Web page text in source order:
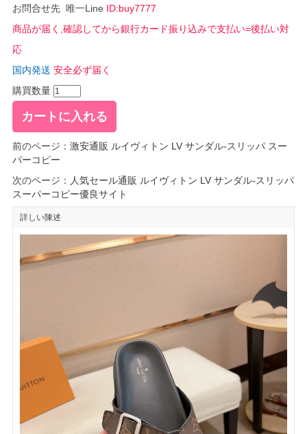
お問合せ先 唯一Line ID:buy7777
商品が届く,確認してから銀行カード振り込みで支払い=後払い対
応
国内発送 安全必ず届く
購買数量
前のページ： 激安通販 ルイヴィトン LV サンダル-スリッパ スー
パーコピー
次のページ： 人気セール通販 ルイヴィトン LV サンダル-スリッパ
スーパーコピー優良サイト
詳しい陳述